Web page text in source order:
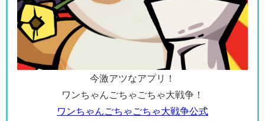
今激アツなアプリ！
ワンちゃんごちゃごちゃ大戦争！
ワンちゃんごちゃごちゃ大戦争公式